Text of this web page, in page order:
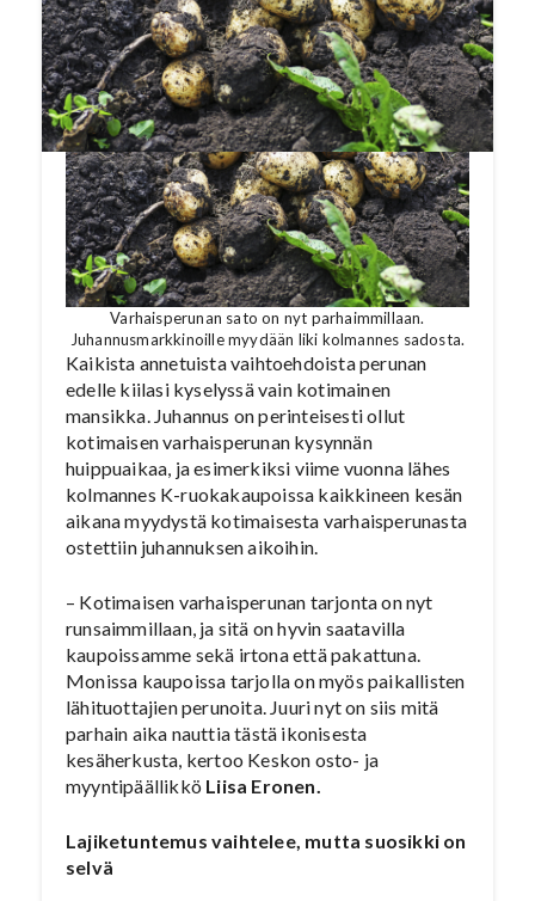
Varhaisperunan sato on nyt parhaimmillaan.
Juhannusmarkkinoille myydään liki kolmannes sadosta.
Kaikista annetuista vaihtoehdoista perunan
edelle kiilasi kyselyssä vain kotimainen
mansikka. Juhannus on perinteisesti ollut
kotimaisen varhaisperunan kysynnän
huippuaikaa, ja esimerkiksi viime vuonna lähes
kolmannes K-ruokakaupoissa kaikkineen kesän
aikana myydystä kotimaisesta varhaisperunasta
ostettiin juhannuksen aikoihin.
– Kotimaisen varhaisperunan tarjonta on nyt
runsaimmillaan, ja sitä on hyvin saatavilla
kaupoissamme sekä irtona että pakattuna.
Monissa kaupoissa tarjolla on myös paikallisten
lähituottajien perunoita. Juuri nyt on siis mitä
parhain aika nauttia tästä ikonisesta
kesäherkusta, kertoo Keskon osto- ja
myyntipäällikkö Liisa Eronen.
Lajiketuntemus vaihtelee, mutta suosikki on
selvä